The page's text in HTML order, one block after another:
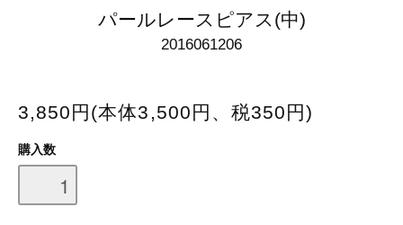
パールレースピアス(中)
2016061206
3,850円(本体3,500円、税350円)
購入数